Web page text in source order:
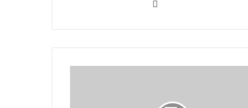
b
s